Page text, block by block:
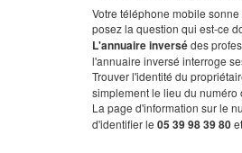
Votre téléphone mobile
posez la question qui est-ce
L'annuaire inversédes
l'annuaire inversé interroge
Trouver l'identité du
simplement le lieu du numéro
La page d'information sur le
d'identifier le 05 39 98 39 80